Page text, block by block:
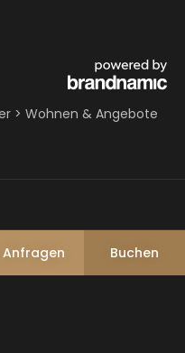
Anfragen Buchen
> Wohnen & Angebote